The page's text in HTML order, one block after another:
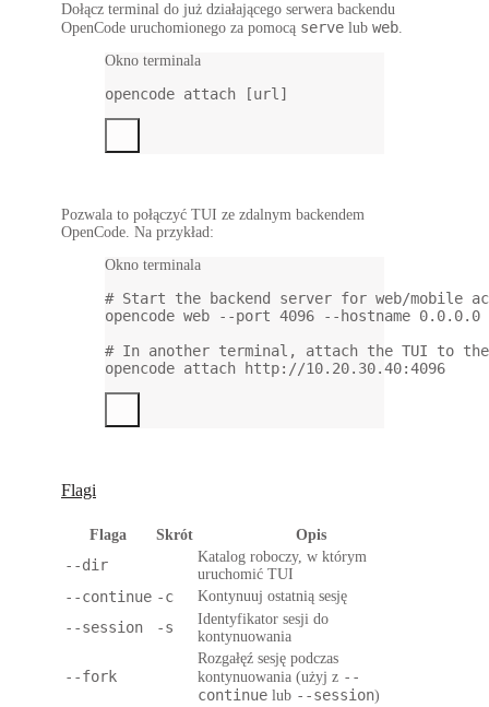
Dołącz terminal do już działającego serwera backendu
OpenCode uruchomionego za pomocą serve lub web
Okno terminala
opencode attach [url]
Pozwala to połączyć TUI ze zdalnym backendem
OpenCode. Na przykład:
Okno terminala
# Start the backend server for web/mobile
opencode web --port 4096 --hostname 0.0.0.0
# In another terminal, attach the TUI to the
opencode attach http://10.20.30.40:4096
Flagi
Flaga Skrót Opis
--dir
Katalog roboczy, w którym
uruchomić TUI
--continue -c Kontynuuj ostatnią sesję
--session -s
Identyfikator sesji do
kontynuowania
--fork
Rozgałęź sesję podczas
kontynuowania (użyj z --
continue lub --session)